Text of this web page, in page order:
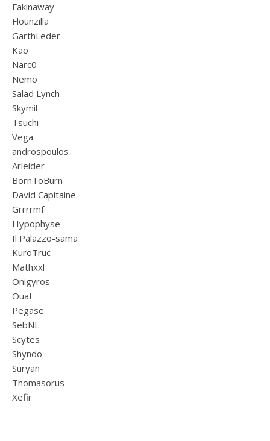
Fakinaway
Flounzilla
GarthLeder
Kao
Narc0
Nemo
Salad Lynch
Skymil
Tsuchi
Vega
androspoulos
Arleider
BornToBurn
David Capitaine
Grrrrmf
Hypophyse
Il Palazzo-sama
KuroTruc
Mathxxl
Onigyros
Ouaf
Pegase
SebNL
Scytes
Shyndo
Suryan
Thomasorus
Xefir